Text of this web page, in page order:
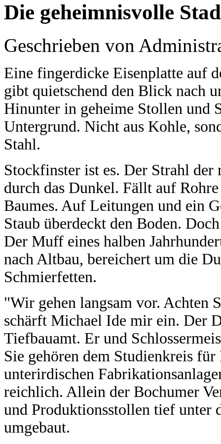
Die geheimnisvolle
Geschrieben von
Eine fingerdicke Eisenplatte auf
gibt quietschend den Blick nach
Hinunter in geheime Stollen und
Untergrund. Nicht aus Kohle,
Stahl.
Stockfinster ist es. Der Strahl der
durch das Dunkel. Fällt auf
Baumes. Auf Leitungen und ein
Staub überdeckt den Boden.
Der Muff eines halben
nach Altbau, bereichert um die
Schmierfetten.
"Wir gehen langsam vor. Achten
schärft Michael Ide mir ein. Der
Tiefbauamt. Er und
Sie gehören dem Studienkreis
unterirdischen
reichlich. Allein der Bochumer
und Produktionsstollen tief unter
umgebaut.